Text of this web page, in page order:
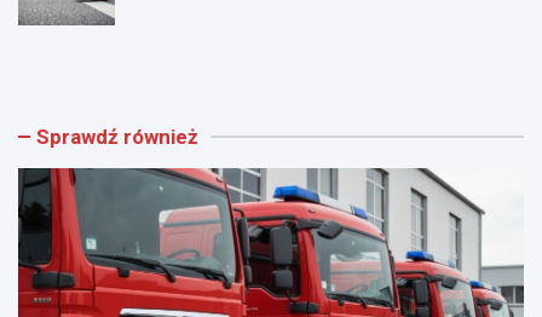
N
u
k
c
o
n
a
U
n
e
n
a
w
r
Sprawdź również